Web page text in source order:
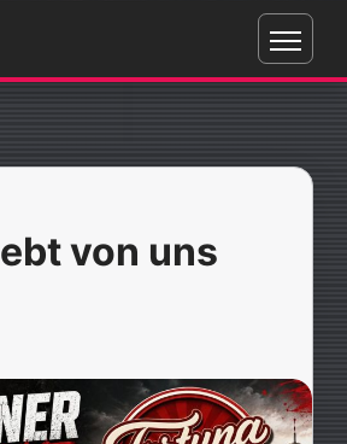
Menü
von uns